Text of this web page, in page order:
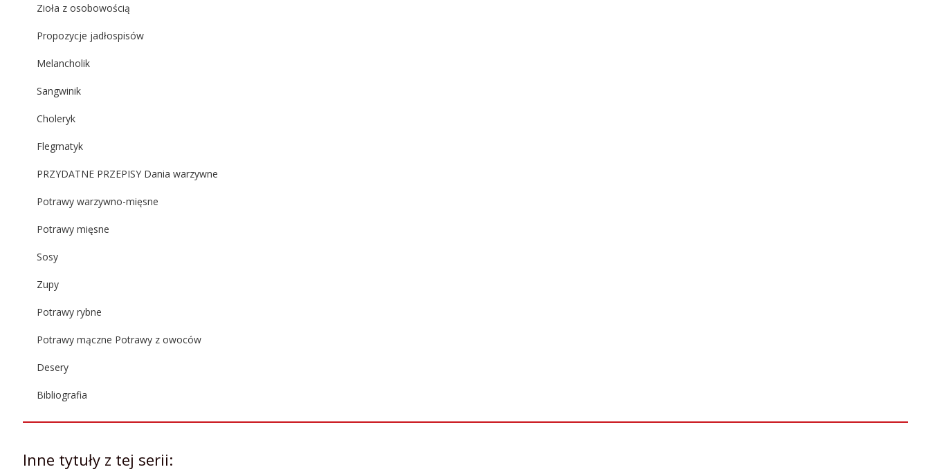
Zioła z osobowością
Propozycje jadłospisów
Melancholik
Sangwinik
Choleryk
Flegmatyk
PRZYDATNE PRZEPISY Dania warzywne
Potrawy warzywno-mięsne
Potrawy mięsne
Sosy
Zupy
Potrawy rybne
Potrawy mączne Potrawy z owoców
Desery
Bibliografia
Inne tytuły z tej serii: